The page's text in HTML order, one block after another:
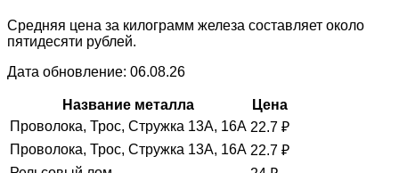
Средняя цена за килограмм железа составляет около
пятидесяти рублей.
Дата обновление: 06.08.26
Название металла
Цена
Проволока, Трос, Стружка 13А, 16А 22.7 ₽
Проволока, Трос, Стружка 13А, 16А 22.7 ₽